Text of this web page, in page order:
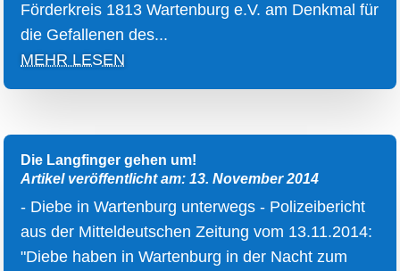
Förderkreis 1813 Wartenburg e.V. am Denkmal für
die Gefallenen des...
MEHR LESEN
Die Langfinger gehen um!
Artikel veröffentlicht am: 13. November 2014
- Diebe in Wartenburg unterwegs - Polizeibericht
aus der Mitteldeutschen Zeitung vom 13.11.2014:
"Diebe haben in Wartenburg in der Nacht zum